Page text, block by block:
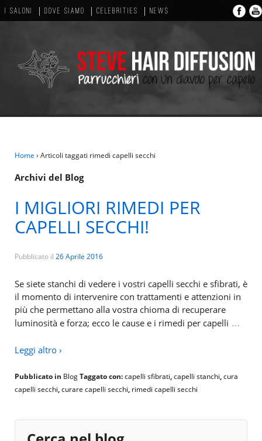
I SALONI DOVE SIAMO CELEBRITIES NEWS
Home › Articoli taggati rimedi capelli secchi
Archivi del Blog
I MIGLIORI RIMEDI PER
CAPELLI SECCHI!
Pubblicato il 26 Aprile 2016
Se siete stanchi di vedere i vostri capelli secchi e sfibrati, è
il momento di intervenire con trattamenti e attenzioni in
più che permettano alla vostra chioma di recuperare
luminosità e forza; ecco le cause e i rimedi per capelli …
Leggi altro ›
Pubblicato in BlogTaggato con:capelli sfibrati,capelli stanchi,cura
capelli secchi,curare capelli secchi, rimedi capelli secchi